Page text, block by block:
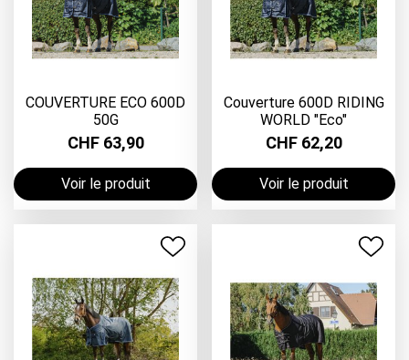
COUVERTURE ECO 600D
50G
CHF 63,90
Voir le produit
Couverture 600D RIDING
WORLD "Eco"
CHF 62,20
Voir le produit